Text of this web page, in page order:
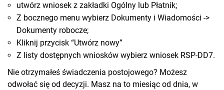
utwórz wniosek z zakładki Ogólny lub Płatnik;
Z bocznego menu wybierz Dokumenty i Wiadomości ->
Dokumenty robocze;
Kliknij przycisk “Utwórz nowy”
Z listy dostępnych wniosków wybierz wniosek RSP-DD7.
Nie otrzymałeś świadczenia postojowego? Możesz
odwołać się od decyzji. Masz na to miesiąc od dnia, w